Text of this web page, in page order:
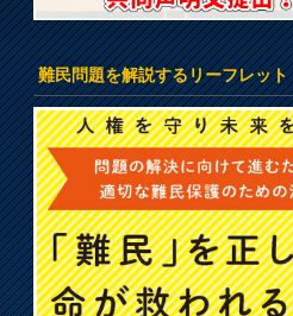
難民問題を解説するリーフレット